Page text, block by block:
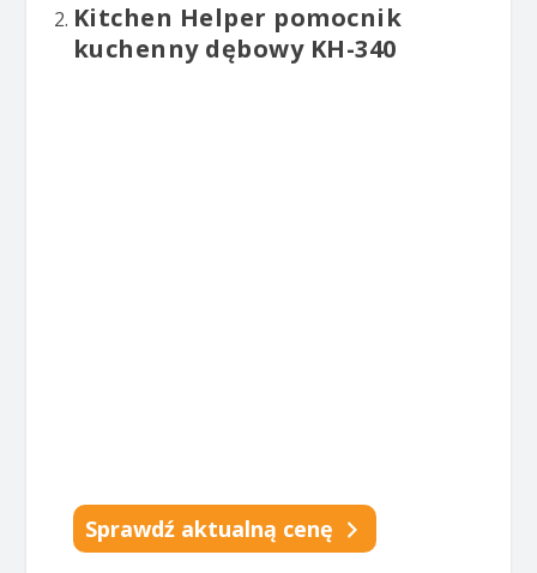
Kitchen Helper pomocnik
kuchenny dębowy KH-340
Sprawdź aktualną cenę